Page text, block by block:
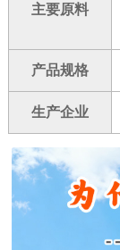
主要原料
产品规格
生产企业